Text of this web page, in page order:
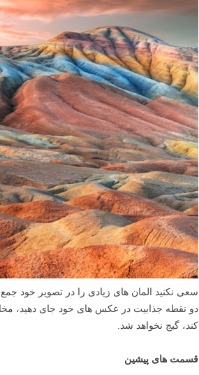
سعی نکنید المان های زیادی را در تصویر خود
دو نقطه جذابیت در عکس های خود جای دهید،
کند، گیج نخواهد شد.
قسمت های پیشین